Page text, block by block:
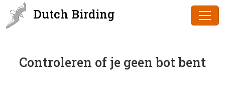
Dutch Birding
Controleren of je geen bot bent